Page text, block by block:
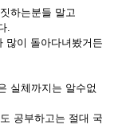
하는분들 말고
.
많이 돌아다녀봤거든
실체까지는 알수없
공부하고는 절대 국